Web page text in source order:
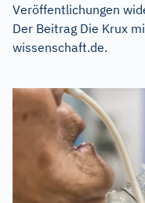
Veröffentlichungen
Der Beitrag Die Krux
wissenschaft.de.